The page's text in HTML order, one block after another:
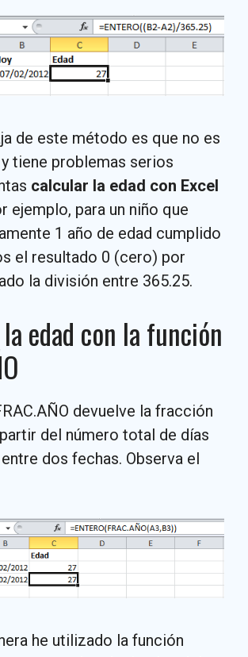
de este método es que no es
tiene problemas serios
calcular la edad con Excel
ejemplo, para un niño que
1 año de edad cumplido
el resultado 0 (cero) por
la división entre 365.25.
edad con la función
devuelve la fracción
del número total de días
dos fechas. Observa el
he utilizado la función